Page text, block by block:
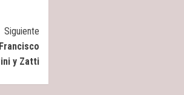
Siguiente
y Zatti